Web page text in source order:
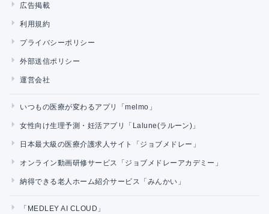
広告掲載
利用規約
プライバシーポリシー
外部送信ポリシー
運営会社
いつもの医療が変わるアプリ「melmo」
女性向け生理予測・妊活アプリ「Lalune(ラルーン)」
日本最大級の医療介護求人サイト「ジョブメドレー」
オンライン動画研修サービス「ジョブメドレーアカデミー」
納得できる老人ホーム紹介サービス「みんかい」
「MEDLEY AI CLOUD」